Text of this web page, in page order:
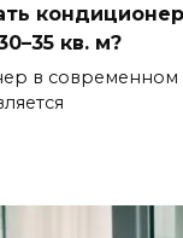
кв. м?
в современном